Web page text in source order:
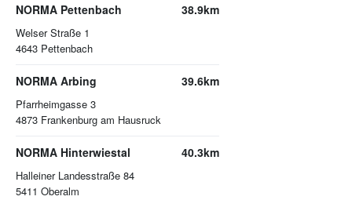
NORMA Pettenbach
Welser Straße 1
4643 Pettenbach
38.9km
NORMA Arbing
Pfarrheimgasse 3
4873 Frankenburg am Hausruck
39.6km
NORMA Hinterwiestal
Halleiner Landesstraße 84
5411 Oberalm
40.3km